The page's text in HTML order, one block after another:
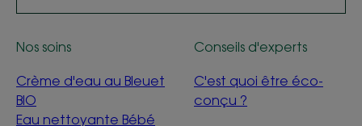
Nos soins
Crème d'eau au Bleuet
BIO
Eau nettoyante Bébé
Conseils d'experts
C'est quoi être éco-
conçu ?